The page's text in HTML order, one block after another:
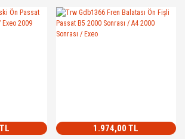
1.974,00 TL